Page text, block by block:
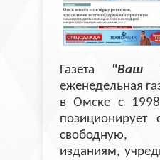
Газета "Ваш
еженедельная
в Омске с 1998
позиционирует
свободную,
изданиям,